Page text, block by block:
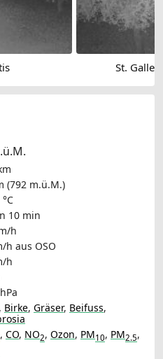
St.
(792 m.ü.M.)
10 min
h
h aus OSO
h
, Birke, Gräser, Beifuss,
, CO, NO2, Ozon, PM10, PM2.5,